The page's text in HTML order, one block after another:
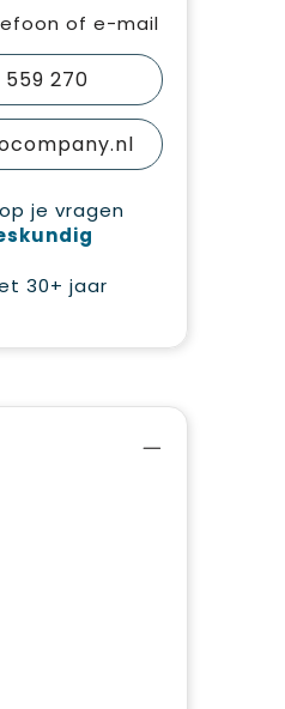
of e-mail
559 270
op je vragen
30+ jaar